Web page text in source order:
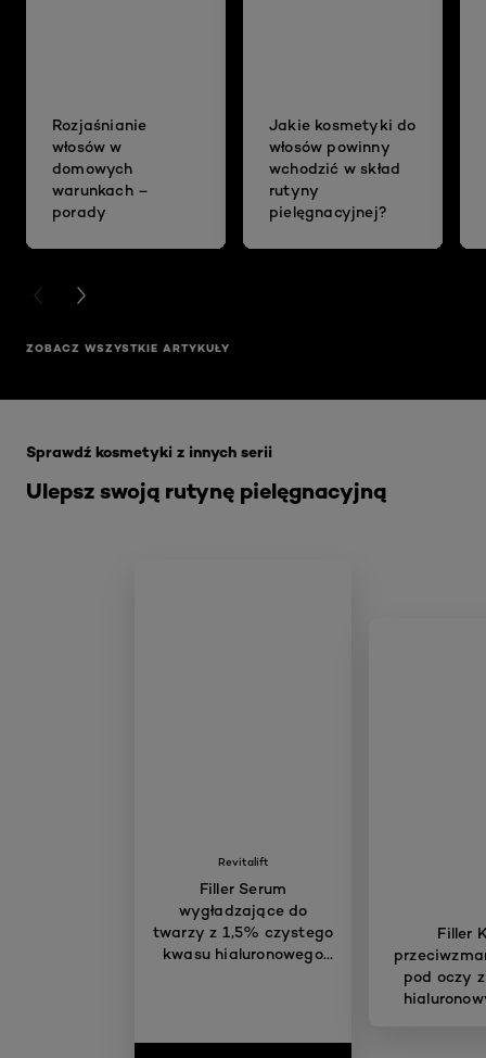
Rozjaśnianie
włosów w
domowych
warunkach –
porady
Jakie kosmetyki do
włosów powinny
wchodzić w skład
rutyny
pielęgnacyjnej?
PREVIOUS CARD
NEXT CARD
ZOBACZ WSZYSTKIE ARTYKUŁY
Ulepsz swoją rutynę pielęgnacyjną
Sprawdź kosmetyki z innych serii
Revitalift
Filler Serum
wygładzające do
twarzy z 1,5% czystego
kwasu hialuronowego
Filler
pod oczy